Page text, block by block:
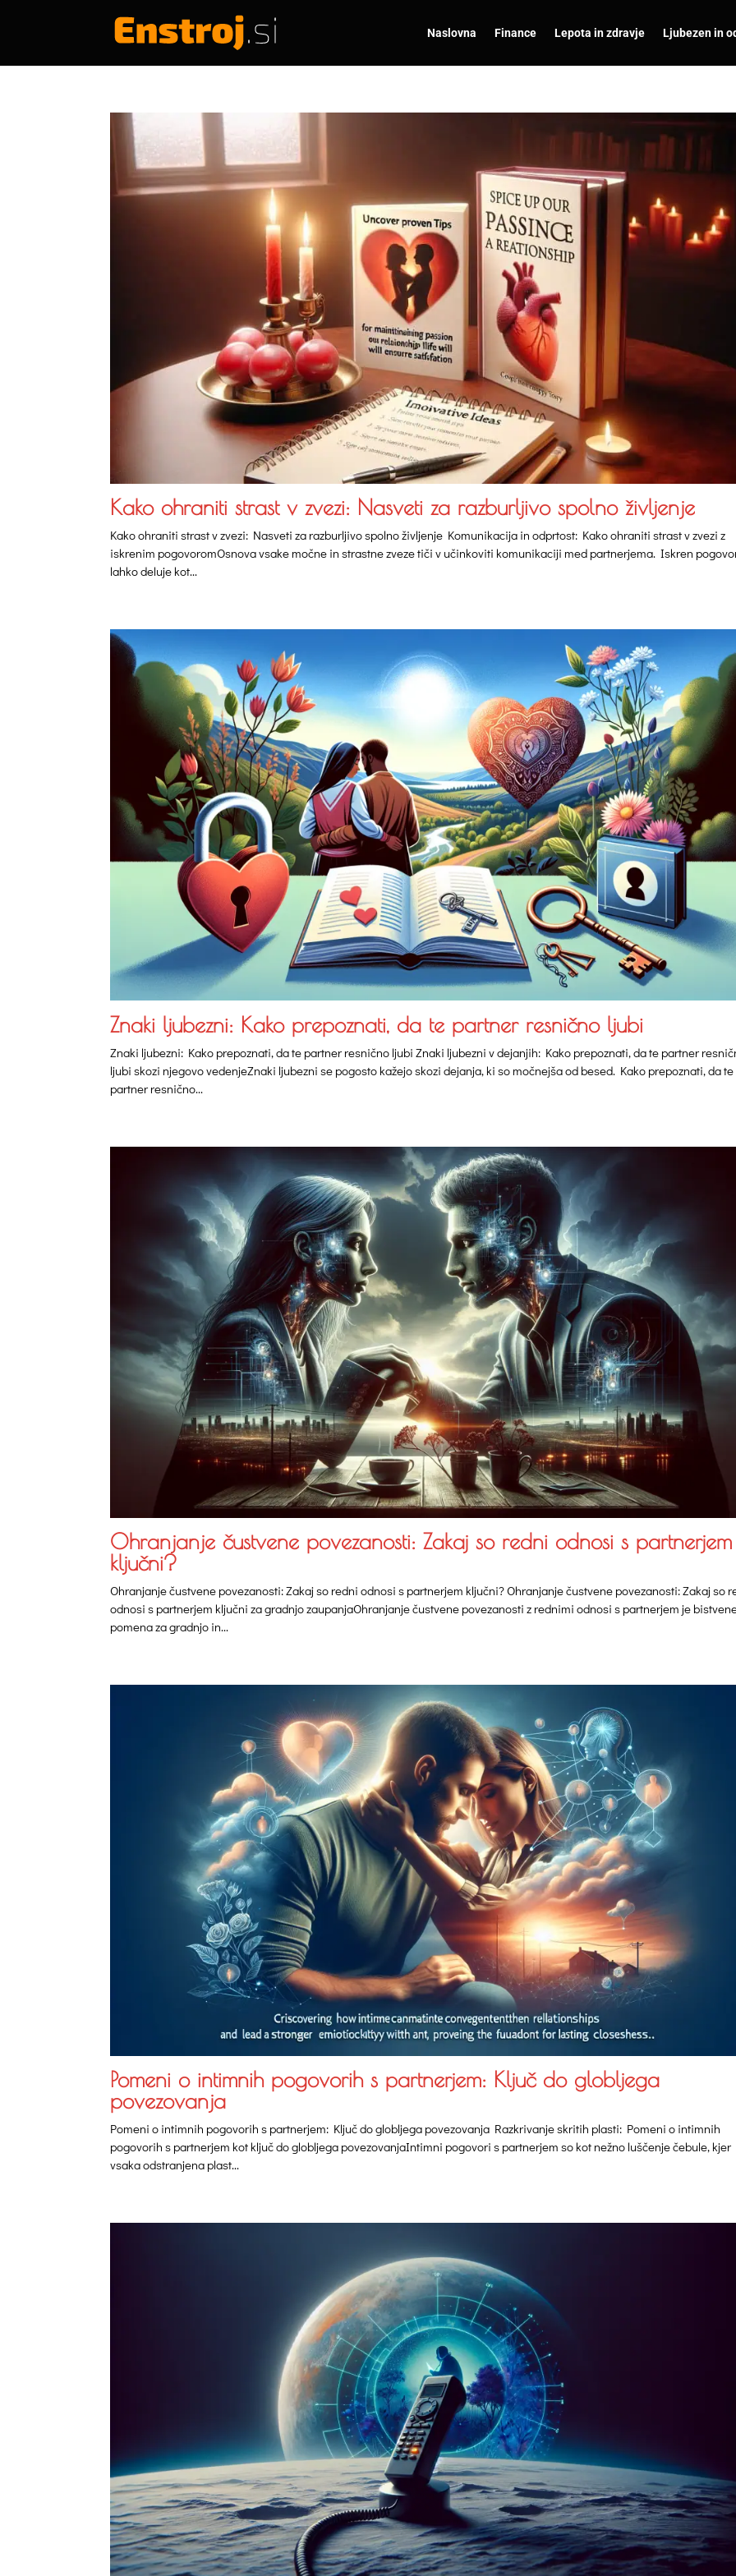
Naslovna Finance Lepota in zdravje Ljubezen in
Kako ohraniti strast v zvezi: Nasveti za razburljivo spolno življenje
Kako ohraniti strast v zvezi: Nasveti za razburljivo spolno življenje Komunikacija in odprtost: Kako ohraniti strast v zvezi z
iskrenim pogovoromOsnova vsake močne in strastne zveze tiči v učinkoviti komunikaciji med partnerjema. Iskren
lahko deluje kot...
Znaki ljubezni: Kako prepoznati, da te partner resnično ljubi
Znaki ljubezni: Kako prepoznati, da te partner resnično ljubi Znaki ljubezni v dejanjih: Kako prepoznati, da te partner
ljubi skozi njegovo vedenjeZnaki ljubezni se pogosto kažejo skozi dejanja, ki so močnejša od besed. Kako prepoznati, da te
partner resnično...
Ohranjanje čustvene povezanosti: Zakaj so redni odnosi s partnerjem
ključni?
Ohranjanje čustvene povezanosti: Zakaj so redni odnosi s partnerjem ključni? Ohranjanje čustvene povezanosti: Zakaj so
odnosi s partnerjem ključni za gradnjo zaupanjaOhranjanje čustvene povezanosti z rednimi odnosi s partnerjem je
pomena za gradnjo in...
Pomeni o intimnih pogovorih s partnerjem: Ključ do globljega
povezovanja
Pomeni o intimnih pogovorih s partnerjem: Ključ do globljega povezovanja Razkrivanje skritih plasti: Pomeni o intimnih
pogovorih s partnerjem kot ključ do globljega povezovanjaIntimni pogovori s partnerjem so kot nežno luščenje čebule, kjer
vsaka odstranjena plast...